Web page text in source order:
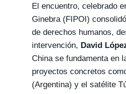
El encuentro, celebrado
Ginebra (FIPOI)
de derechos humanos,
intervención, David
China se fundamenta en
proyectos concretos
(Argentina) y el satélite